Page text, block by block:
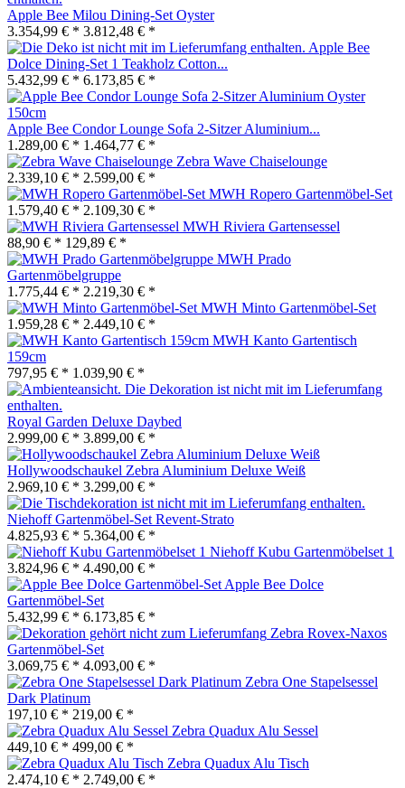
Apple Bee Milou Dining-Set Oyster
3.354,99 € * 3.812,48 € *
Apple Bee
Dolce Dining-Set 1 Teakholz Cotton...
5.432,99 € * 6.173,85 € *
Apple Bee Condor Lounge Sofa 2-Sitzer Aluminium...
1.289,00 € * 1.464,77 € *
Zebra Wave Chaiselounge
2.339,10 € * 2.599,00 € *
MWH Ropero Gartenmöbel-Set
1.579,40 € * 2.109,30 € *
MWH Riviera Gartensessel
88,90 € * 129,89 € *
MWH Prado
Gartenmöbelgruppe
1.775,44 € * 2.219,30 € *
MWH Minto Gartenmöbel-Set
1.959,28 € * 2.449,10 € *
MWH Kanto Gartentisch
159cm
797,95 € * 1.039,90 € *
Royal Garden Deluxe Daybed
2.999,00 € * 3.899,00 € *
Hollywoodschaukel Zebra Aluminium Deluxe Weiß
2.969,10 € * 3.299,00 € *
Niehoff Gartenmöbel-Set Revent-Strato
4.825,93 € * 5.364,00 € *
Niehoff Kubu Gartenmöbelset 1
3.824,96 € * 4.490,00 € *
Apple Bee Dolce
Gartenmöbel-Set
5.432,99 € * 6.173,85 € *
Zebra Rovex-Naxos
Gartenmöbel-Set
3.069,75 € * 4.093,00 € *
Zebra One Stapelsessel
Dark Platinum
197,10 € * 219,00 € *
Zebra Quadux Alu Sessel
449,10 € * 499,00 € *
Zebra Quadux Alu Tisch
2.474,10 € * 2.749,00 € *